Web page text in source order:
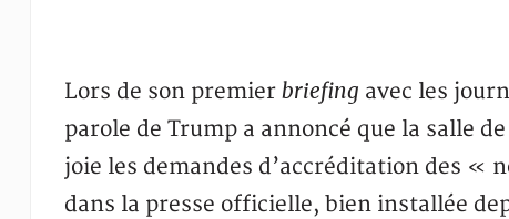
Lors de son premier briefing avec les
parole de Trump a annoncé que la salle
joie les demandes d’accréditation des «
dans la presse officielle, bien installée